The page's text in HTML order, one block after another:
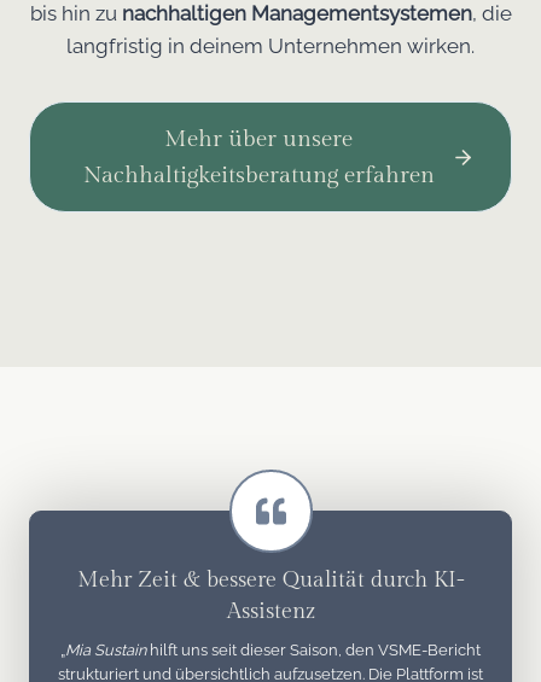
bis hin zu nachhaltigen Managementsystemen, die
langfristig in deinem Unternehmen wirken.
Mehr über unsere
Nachhaltigkeitsberatung erfahren
Mehr Zeit & bessere Qualität durch KI-
Assistenz
Mia Sustain hilft uns seit dieser Saison, den VSME-Bericht
strukturiert und übersichtlich aufzusetzen. Die Plattform ist